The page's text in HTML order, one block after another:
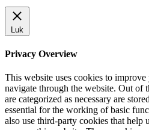
Luk
Privacy Overview
This website uses cookies to
navigate through the website. Out of
are categorized as necessary are
essential for the working of basic
also use third-party cookies that help